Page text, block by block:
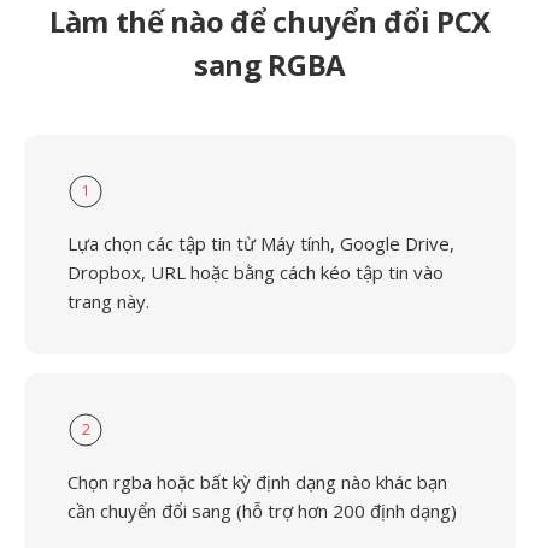
Làm thế nào để chuyển đổi PCX
sang RGBA
1
Lựa chọn các tập tin từ Máy tính, Google Drive,
Dropbox, URL hoặc bằng cách kéo tập tin vào
trang này.
2
Chọn rgba hoặc bất kỳ định dạng nào khác bạn
cần chuyển đổi sang (hỗ trợ hơn 200 định dạng)